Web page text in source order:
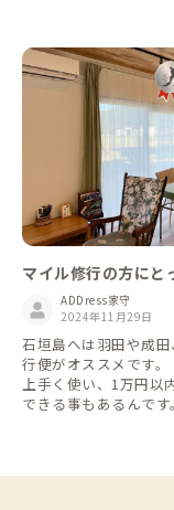
マイル修行の方にと
際線の行き帰りに
けられるって、知っ
ADDress家守
2024年11月29日
石垣島へは羽田や成
行便がオススメです
上手く使い、1万円以
できる事もあるんで